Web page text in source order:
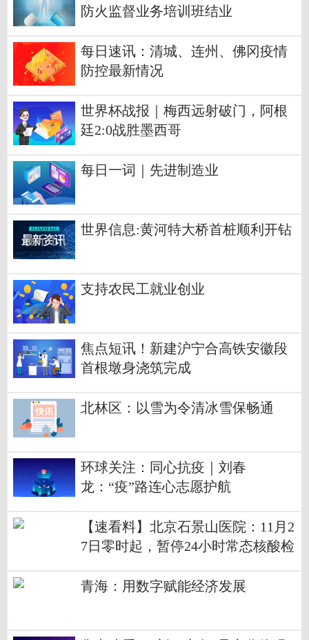
防火监督业务培训班结业
每日速讯：清城、连州、佛冈疫情
防控最新情况
世界杯战报｜梅西远射破门，阿根
廷2:0战胜墨西哥
每日一词｜先进制造业
世界信息:黄河特大桥首桩顺利开钻
支持农民工就业创业
焦点短讯！新建沪宁合高铁安徽段
首根墩身浇筑完成
北林区：以雪为令清冰雪保畅通
环球关注：同心抗疫｜刘春
龙：“疫”路连心志愿护航
【速看料】北京石景山医院：11月2
7日零时起，暂停24小时常态核酸检
青海：用数字赋能经济发展